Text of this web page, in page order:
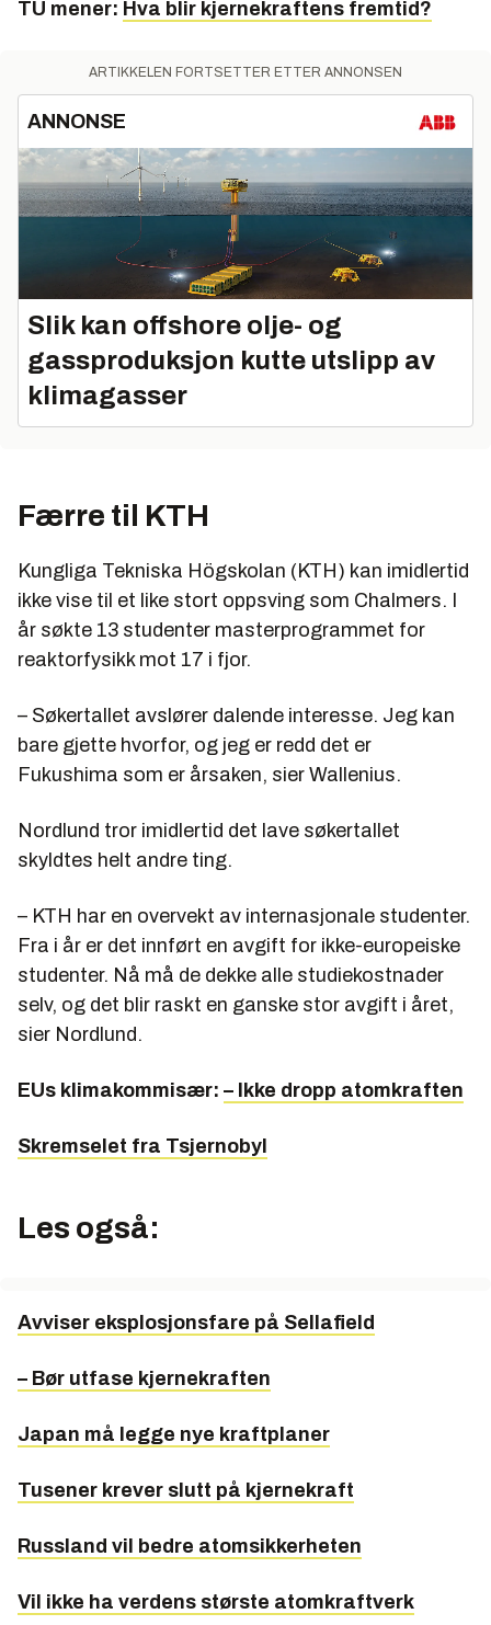
TU mener: Hva blir kjernekraftens fremtid?
ARTIKKELEN FORTSETTER ETTER ANNONSEN
ANNONSE
Slik kan offshore olje- og
gassproduksjon kutte utslipp av
klimagasser
Færre til KTH
Kungliga Tekniska Högskolan (KTH) kan imidlertid
ikke vise til et like stort oppsving som Chalmers. I
år søkte 13 studenter masterprogrammet for
reaktorfysikk mot 17 i fjor.
– Søkertallet avslører dalende interesse. Jeg kan
bare gjette hvorfor, og jeg er redd det er
Fukushima som er årsaken, sier Wallenius.
Nordlund tror imidlertid det lave søkertallet
skyldtes helt andre ting.
– KTH har en overvekt av internasjonale studenter.
Fra i år er det innført en avgift for ikke-europeiske
studenter. Nå må de dekke alle studiekostnader
selv, og det blir raskt en ganske stor avgift i året,
sier Nordlund.
EUs klimakommisær: – Ikke dropp atomkraften
Skremselet fra Tsjernobyl
Les også:
Avviser eksplosjonsfare på Sellafield
– Bør utfase kjernekraften
Japan må legge nye kraftplaner
Tusener krever slutt på kjernekraft
Russland vil bedre atomsikkerheten
Vil ikke ha verdens største atomkraftverk